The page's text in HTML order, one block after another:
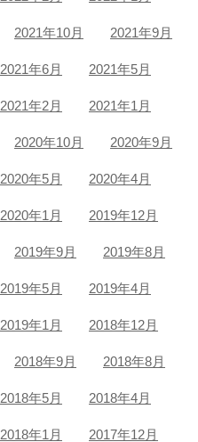
2021年10月 2021年9月
2021年6月 2021年5月
2021年2月 2021年1月
2020年10月 2020年9月
2020年5月 2020年4月
2020年1月 2019年12月
2019年9月 2019年8月
2019年5月 2019年4月
2019年1月 2018年12月
2018年9月 2018年8月
2018年5月 2018年4月
2018年1月 2017年12月